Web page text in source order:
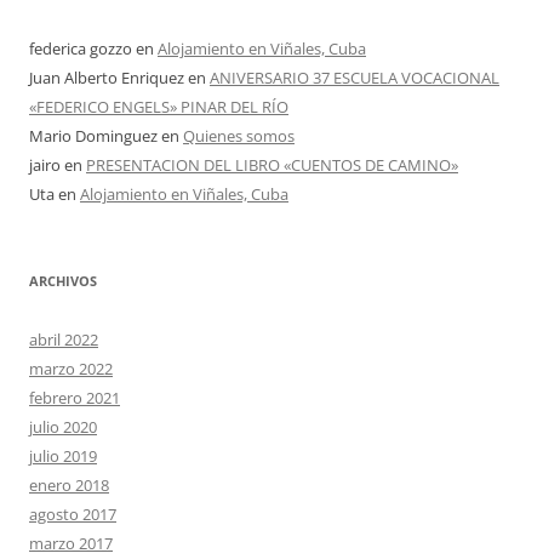
federica gozzo en Alojamiento en Viñales, Cuba
Juan Alberto Enriquezen ANIVERSARIO 37 ESCUELA VOCACIONAL
«FEDERICO ENGELS» PINAR DEL RÍO
Mario Dominguezen Quienes somos
jairo en PRESENTACION DEL LIBRO «CUENTOS DE CAMINO»
Utaen Alojamiento en Viñales, Cuba
ARCHIVOS
abril 2022
marzo 2022
febrero 2021
julio 2020
julio 2019
enero 2018
agosto 2017
marzo 2017